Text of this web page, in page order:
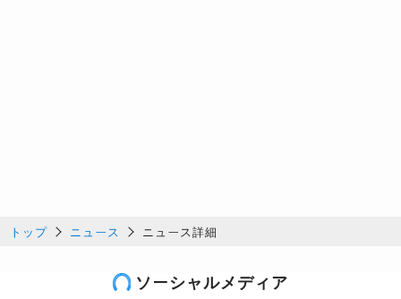
トップ ニュース ニュース詳細
ソーシャルメディア